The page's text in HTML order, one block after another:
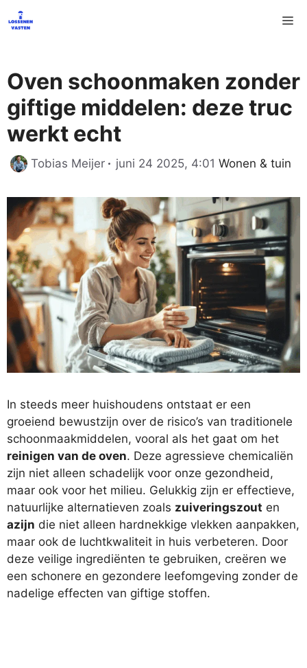
naar
Oven schoonmaken zonder
giftige middelen: deze truc
werkt echt
Tobias Meijer juni 24 2025, 4:01 Categorieën
Wonen & tuin
In steeds meer huishoudens ontstaat er een
groeiend bewustzijn over de risico’s van traditionele
schoonmaakmiddelen, vooral als het gaat om het
reinigen van de oven. Deze agressieve chemicaliën
zijn niet alleen schadelijk voor onze gezondheid,
maar ook voor het milieu. Gelukkig zijn er effectieve,
natuurlijke alternatieven zoals zuiveringszout en
azijn die niet alleen hardnekkige vlekken aanpakken,
maar ook de luchtkwaliteit in huis verbeteren. Door
deze veilige ingrediënten te gebruiken, creëren we
een schonere en gezondere leefomgeving zonder de
nadelige effecten van giftige stoffen.